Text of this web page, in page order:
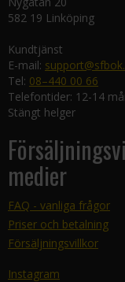
582 19 Linköping
Kundtjänst
E-mail:
Tel: 08–440 00 66
Telefontider: 12-14
Stängt helger
medier
FAQ - vanliga frågor
Priser och betalning
Försäljningsvillkor
Instagram